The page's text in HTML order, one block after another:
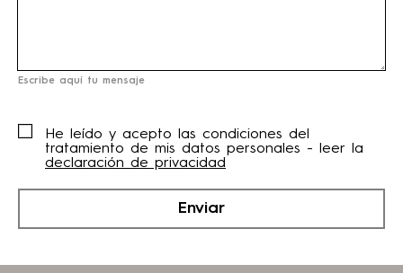
Escribe aquí tu mensaje
He leído y acepto las condiciones del
tratamiento de mis datos personales - leer la
declaración de privacidad
Enviar